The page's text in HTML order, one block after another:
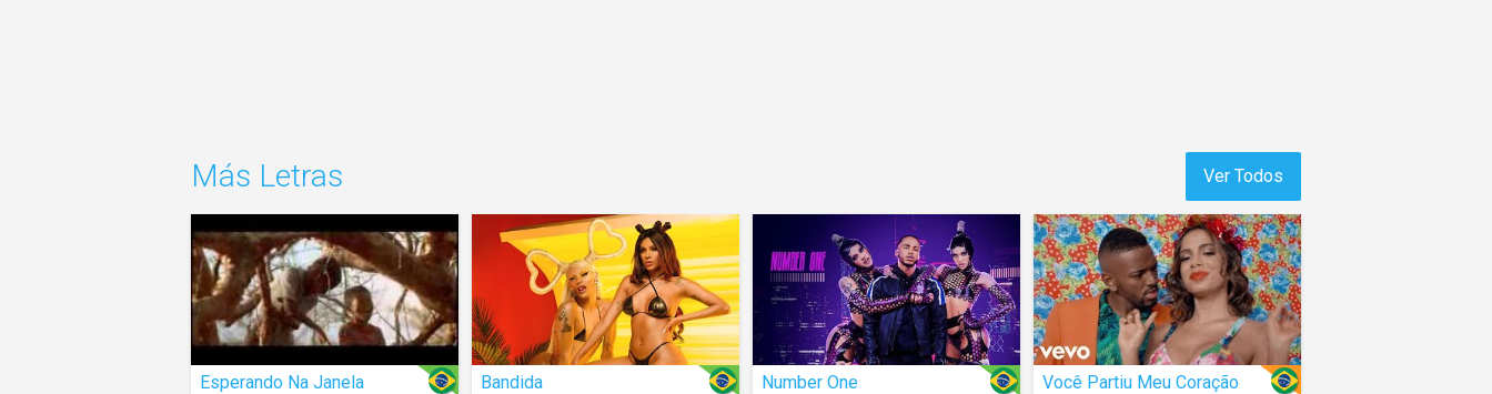
Ver Todos
Más Letras
Esperando Na Janela Bandida Number One Você Partiu Meu Coração